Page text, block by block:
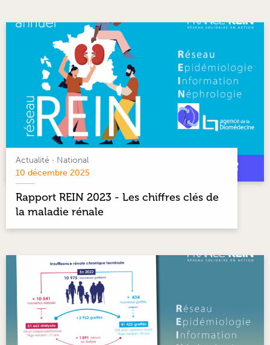
Actualité · National
10 décembre 2025
Rapport REIN 2023 - Les chiffres clés de
la maladie rénale